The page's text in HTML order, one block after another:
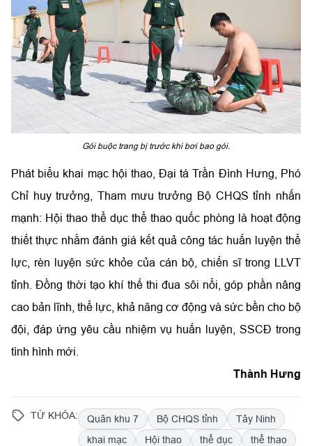
Gói buộc trang bị trước khi bơi bao gói.
Phát biểu khai mạc hội thao, Đại tá Trần Đình Hưng, Phó
Chỉ huy trưởng, Tham mưu trưởng Bộ CHQS tỉnh nhấn
mạnh: Hội thao thể dục thể thao quốc phòng là hoạt động
thiết thực nhằm đánh giá kết quả công tác huấn luyện thể
lực, rèn luyện sức khỏe của cán bộ, chiến sĩ trong LLVT
tỉnh. Đồng thời tạo khí thế thi đua sôi nổi, góp phần nâng
cao bản lĩnh, thể lực, khả năng cơ động và sức bền cho bộ
đội, đáp ứng yêu cầu nhiệm vụ huấn luyện, SSCĐ trong
tình hình mới.
Thành Hưng
TỪ KHÓA: Quân khu 7 Bộ CHQS tỉnh
Tây Ninh
khai mạc
Hội thao thể dục
thể thao